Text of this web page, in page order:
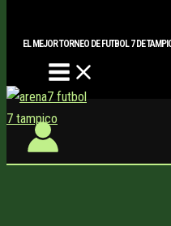
EL MEJOR TORNEO DE FUTBOL 7 DE